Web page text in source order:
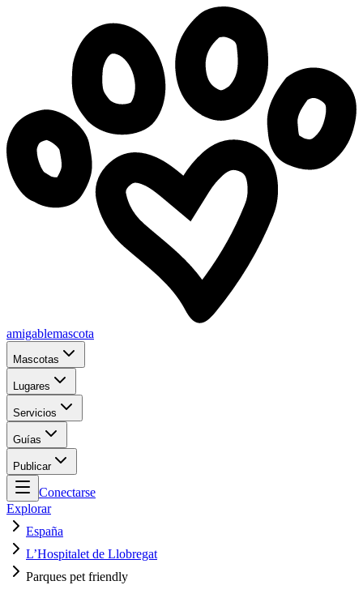
amigablemascota
Mascotas
Lugares
Servicios
Guías
Publicar
Conectarse
Explorar
España
L’Hospitalet de Llobregat
Parques pet friendly